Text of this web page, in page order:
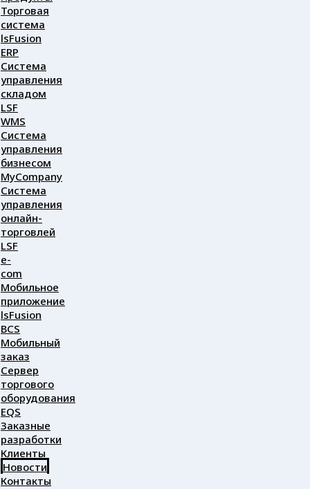
Торговая
система
lsFusion
ERP
Система
управления
складом
LSF
WMS
Система
управления
бизнесом
MyCompany
Система
управления
онлайн-
торговлей
LSF
e-
com
Мобильное
приложение
lsFusion
BCS
Мобильный
заказ
Сервер
торгового
оборудования
EQS
Заказные
разработки
Клиенты
Новости
Контакты